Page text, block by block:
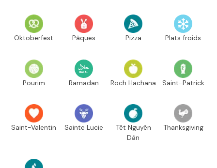
Oktoberfest Pâques Pizza Plats froids
Pourim Ramadan Roch Hachana Saint-Patrick
Saint-Valentin Sainte Lucie
Têt Nguyên
Dán
Thanksgiving